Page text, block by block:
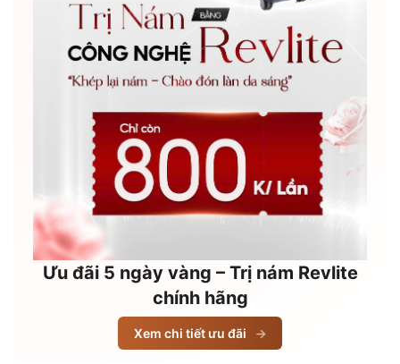
Ưu đãi 5 ngày vàng – Trị nám Revlite
chính hãng
Xem chi tiết ưu đãi →